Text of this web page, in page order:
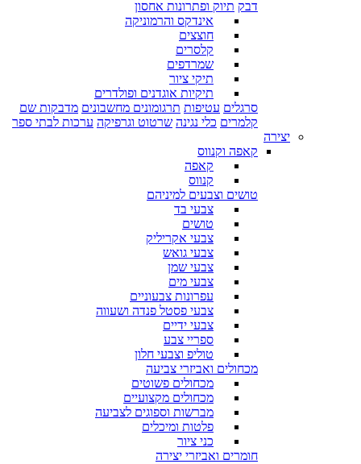
דבק תיוק ופתרונות אחסון
אינדקס והרמוניקה
חוצצים
קלסרים
שמרדפים
תיקי ציור
תיקיות אוגדנים ופולדרים
סרגלים עטיפות תרגומונים מחשבונים מדבקות שם
קלמרים כלי נגינה שרטוט וגרפיקה ערכות לבתי ספר
יצירה
קאפה וקנווס
קאפה
קנווס
טושים וצבעים למיניהם
צבעי בד
טושים
צבעי אקריליק
צבעי גואש
צבעי שמן
צבעי מים
עפרונות צבעוניים
צבעי פסטל פנדה ושעווה
צבעי ידיים
ספריי צבע
טוליפ וצבעי חלון
מכחולים ואביזרי צביעה
מכחולים פשוטים
מכחולים מקצועיים
מברשות וספוגים לצביעה
פלטות ומיכלים
כני ציור
חומרים ואביזרי יצירה